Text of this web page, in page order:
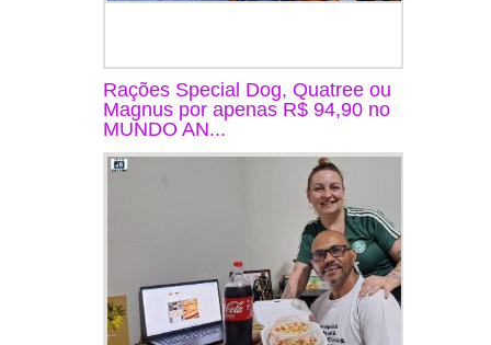
Rações Special Dog, Quatree ou
Magnus por apenas R$ 94,90 no
MUNDO AN...